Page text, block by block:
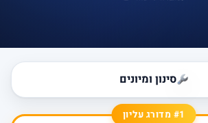
סינון ומיונים
#1 מדורג עליון